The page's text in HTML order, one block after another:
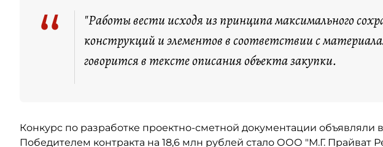
“
"Работы вести исходя из принципа максимального
конструкций и элементов в соответствии с
говорится в тексте описания объекта закупки.
Конкурс по разработке проектно-сметной документации объявляли
Победителем контракта на 18,6 млн рублей стало ООО "М.Г. Прайват